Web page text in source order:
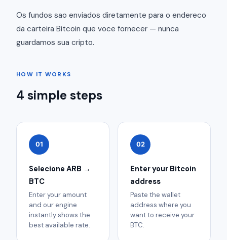
Os fundos sao enviados diretamente para o endereco
da carteira Bitcoin que voce fornecer — nunca
guardamos sua cripto.
HOW IT WORKS
4 simple steps
01
Selecione ARB →
BTC
Enter your amount
and our engine
instantly shows the
best available rate.
02
Enter your Bitcoin
address
Paste the wallet
address where you
want to receive your
BTC.